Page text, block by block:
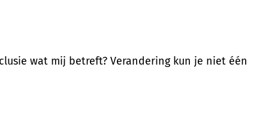
wat mij betreft? Verandering kun je niet één